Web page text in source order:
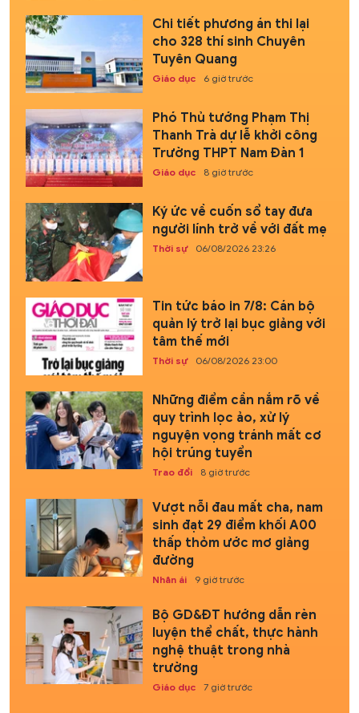
Chi tiết phương án thi lại
cho 328 thí sinh Chuyên
Tuyên Quang
Giáo dục 6 giờ trước
Phó Thủ tướng Phạm Thị
Thanh Trà dự lễ khởi công
Trường THPT Nam Đàn 1
Giáo dục 8 giờ trước
Ký ức về cuốn sổ tay đưa
người lính trở về với đất mẹ
Thời sự 06/08/2026 23:26
Tin tức báo in 7/8: Cán bộ
quản lý trở lại bục giảng với
tâm thế mới
Thời sự 06/08/2026 23:00
Những điểm cần nắm rõ về
quy trình lọc ảo, xử lý
nguyện vọng tránh mất cơ
hội trúng tuyển
Trao đổi 8 giờ trước
Vượt nỗi đau mất cha, nam
sinh đạt 29 điểm khối A00
thấp thỏm ước mơ giảng
đường
Nhân ái 9 giờ trước
Bộ GD&ĐT hướng dẫn rèn
luyện thể chất, thực hành
nghệ thuật trong nhà
trường
Giáo dục 7 giờ trước